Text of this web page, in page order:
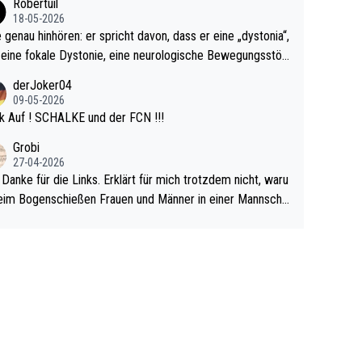
Robertuil
18-05-2026
genau hinhören: er spricht davon, dass er eine „dystonia“,
fokale Dystonie, eine neurologische Bewegungsstör
im Arm hat. Und, dass Medikamente ihm helfen! Ich gl
immer noch, dass sehr viele der Dartits-Fälle fälschlich p
könnten teils wirksam behandelt werden! Dafür müsst
nur zum Neurologen und nicht zum Mentaltrainer gehe
derJoker04
09-05-2026
Auf ! SCHALKE und der FCN !!!
Grobi
27-04-2026
Danke für die Links. Erklärt für mich trotzdem nicht, waru
Bogenschießen Frauen und Männer in einer Mannscha